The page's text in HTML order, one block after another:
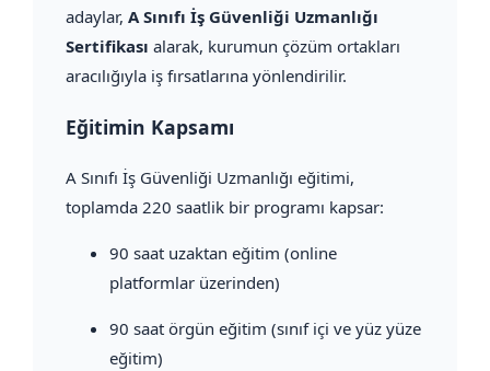
adaylar, A Sınıfı İş Güvenliği Uzmanlığı
Sertifikası alarak, kurumun çözüm ortakları
aracılığıyla iş fırsatlarına yönlendirilir.
Eğitimin Kapsamı
A Sınıfı İş Güvenliği Uzmanlığı eğitimi,
toplamda 220 saatlik bir programı kapsar:
90 saat uzaktan eğitim (online
platformlar üzerinden)
90 saat örgün eğitim (sınıf içi ve yüz yüze
eğitim)